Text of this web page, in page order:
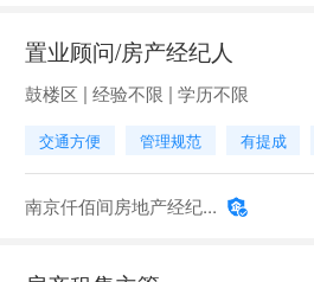
置业顾问/房产经纪人
鼓楼区 | 经验不限 | 学历不限
交通方便 管理规范 有提成
南京仟佰间房地产经纪...